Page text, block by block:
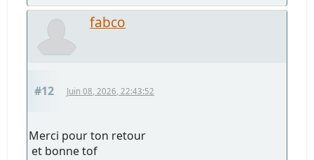
fabco
#12 Juin 08, 2026, 22:43:52
Merci pour ton retour
et bonne tof